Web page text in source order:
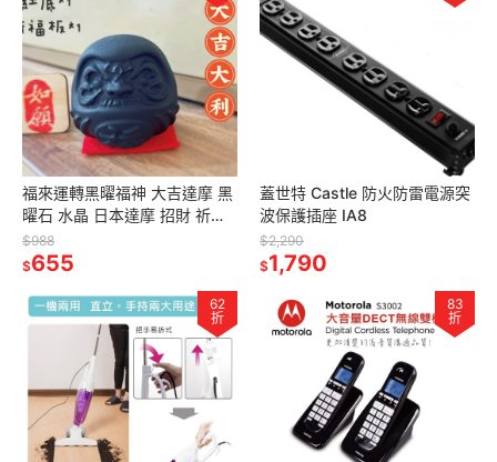
福來運轉黑曜福神 大吉達摩 黑
曜石 水晶 日本達摩 招財 祈福
避邪 擋煞 福神公仔 擴香石 能
量石 淨化開運
$988
$655
蓋世特 Castle 防火防雷電源突
波保護插座 IA8
$2,290
$1,790
62
折
83
折